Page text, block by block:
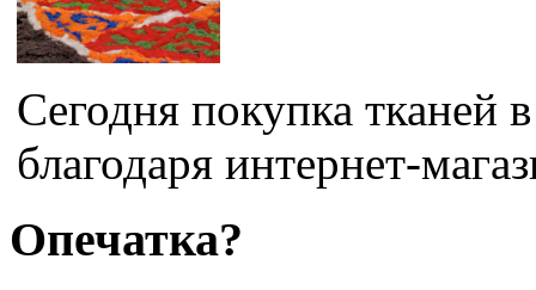
Сегодня покупка тканей
благодаря интернет-
Опечатка?